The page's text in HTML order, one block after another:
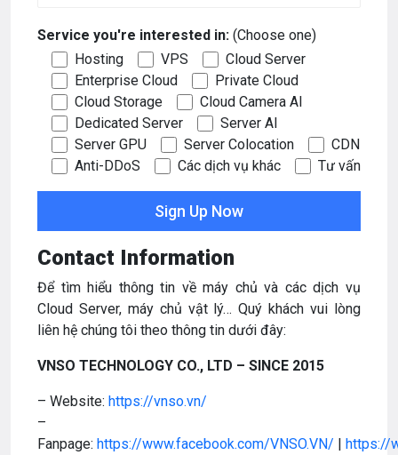
Service you're interested in: (Choose one)
Hosting
VPS
Cloud Server
Enterprise Cloud
Private Cloud
Cloud Storage
Cloud Camera AI
Dedicated Server
Server AI
Server GPU
Server Colocation
CDN
Anti-DDoS
Các dịch vụ khác Tư vấn
Contact Information
Để tìm hiểu thông tin về máy chủ và các dịch vụ
Cloud Server, máy chủ vật lý… Quý khách vui lòng
liên hệ chúng tôi theo thông tin dưới đây:
VNSO TECHNOLOGY CO., LTD – SINCE 2015
– Website: https://vnso.vn/
–
Fanpage: https://www.facebook.com/VNSO.VN/ | https://